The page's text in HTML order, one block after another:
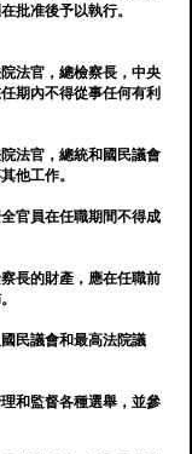
批准後予以執行。
法官，總檢察長，中央
期內不得從事任何有利
法官，總統和國民議會
他工作。
官員在任職期間不得成
長的財產，應在任職前
民議會和最高法院議
和監督各種選舉，並參